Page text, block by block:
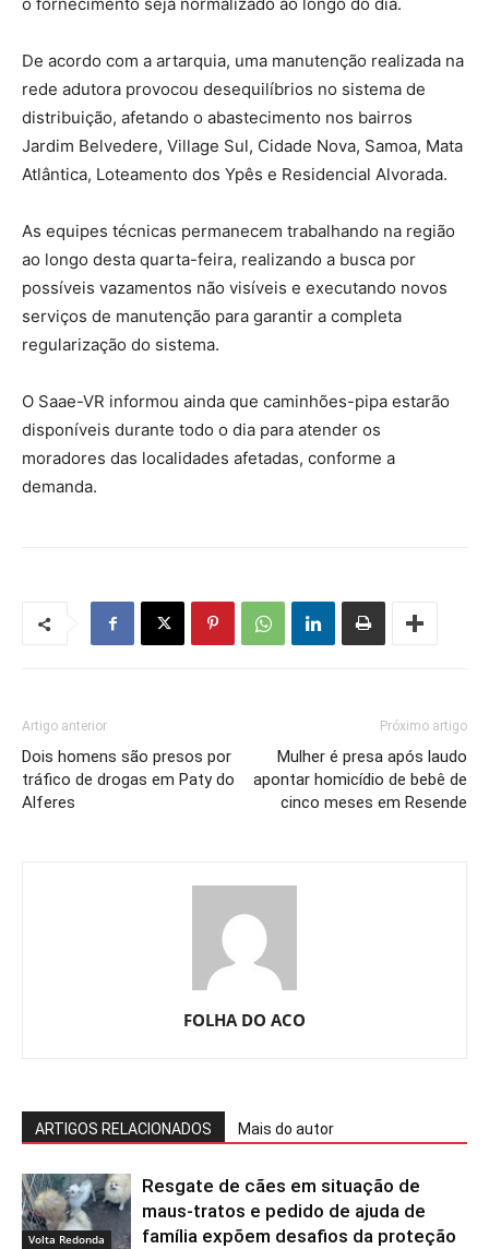
De acordo com a artarquia, uma manutenção realizada na
rede adutora provocou desequilíbrios no sistema de
distribuição, afetando o abastecimento nos bairros
Jardim Belvedere, Village Sul, Cidade Nova, Samoa, Mata
Atlântica, Loteamento dos Ypês e Residencial Alvorada.
As equipes técnicas permanecem trabalhando na região
ao longo desta quarta-feira, realizando a busca por
possíveis vazamentos não visíveis e executando novos
serviços de manutenção para garantir a completa
regularização do sistema.
O Saae-VR informou ainda que caminhões-pipa estarão
disponíveis durante todo o dia para atender os
moradores das localidades afetadas, conforme a
demanda.
Artigo anterior
Dois homens são presos por
tráfico de drogas em Paty do
Alferes
Próximo artigo
Mulher é presa após laudo
apontar homicídio de bebê de
cinco meses em Resende
FOLHA DO ACO
ARTIGOS RELACIONADOS Mais do autor
Volta Redonda
Resgate de cães em situação de
maus-tratos e pedido de ajuda de
família expõem desafios da proteção